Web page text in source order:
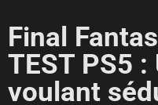
Final
TEST PS5
voulant